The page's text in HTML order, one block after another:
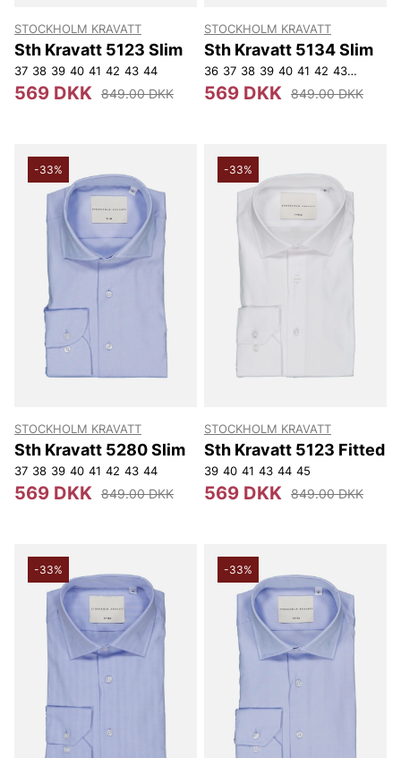
STOCKHOLM KRAVATT
Sth Kravatt 5123 Slim
37 38 39 40 41 42 43 44
569 DKK 849.00 DKK
STOCKHOLM KRAVATT
Sth Kravatt 5134 Slim
36 37 38 39 40 41 42 43 44
569 DKK 849.00 DKK
-33%
STOCKHOLM KRAVATT
Sth Kravatt 5280 Slim
37 38 39 40 41 42 43 44
569 DKK 849.00 DKK
-33%
STOCKHOLM KRAVATT
Sth Kravatt 5123 Fitted
39 40 41 43 44 45
569 DKK 849.00 DKK
-33% -33%